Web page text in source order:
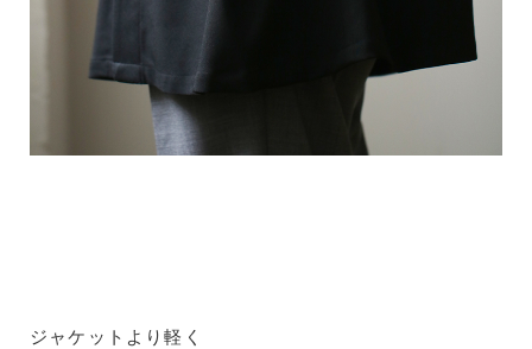
ジャケットより軽く